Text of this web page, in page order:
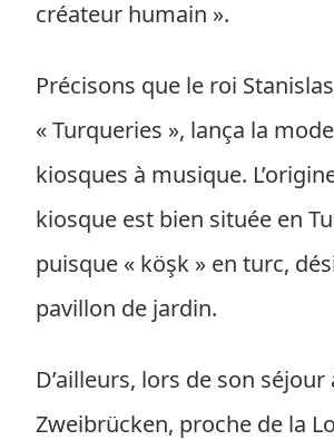
créateur humain ».
Précisons que le roi
« Turqueries », lança la
kiosques à musique.
kiosque est bien située en
puisque « köşk » en turc,
pavillon de jardin.
D’ailleurs, lors de son séjour
Zweibrücken, proche de la